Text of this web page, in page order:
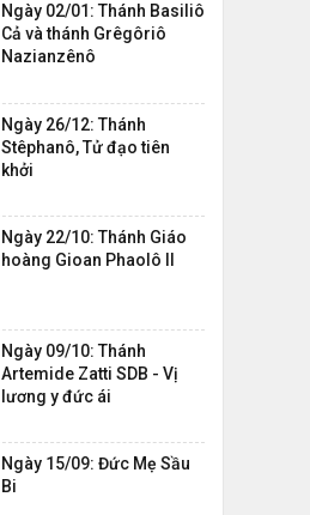
Ngày 02/01: Thánh Basiliô
Cả và thánh Grêgôriô
Nazianzênô
Ngày 26/12: Thánh
Stêphanô, Tử đạo tiên
khởi
Ngày 22/10: Thánh Giáo
hoàng Gioan Phaolô II
Ngày 09/10: Thánh
Artemide Zatti SDB - Vị
lương y đức ái
Ngày 15/09: Đức Mẹ Sầu
Bi